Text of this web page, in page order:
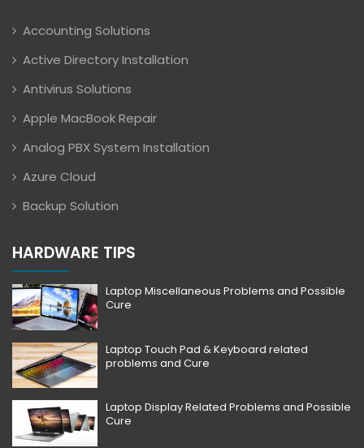
Accounting Solutions
Active Directory Installation
Antivirus Solutions
Apple MacBook Repair
Analog PBX System Installation
Azure Cloud
Backup Solution
HARDWARE TIPS
Laptop Miscellaneous Problems and Possible
Cure
Laptop Touch Pad & Keyboard related
problems and Cure
Laptop Display Related Problems and Possible
Cure